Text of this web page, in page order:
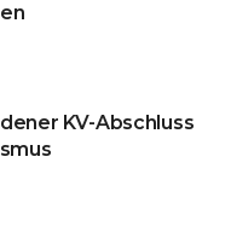
KV-Abschluss